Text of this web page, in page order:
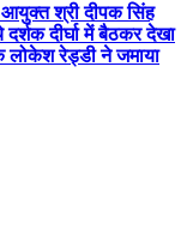
श्री दीपक सिंह
दीर्घा में बैठकर देखा
लोकेश रेड्डी ने जमाया